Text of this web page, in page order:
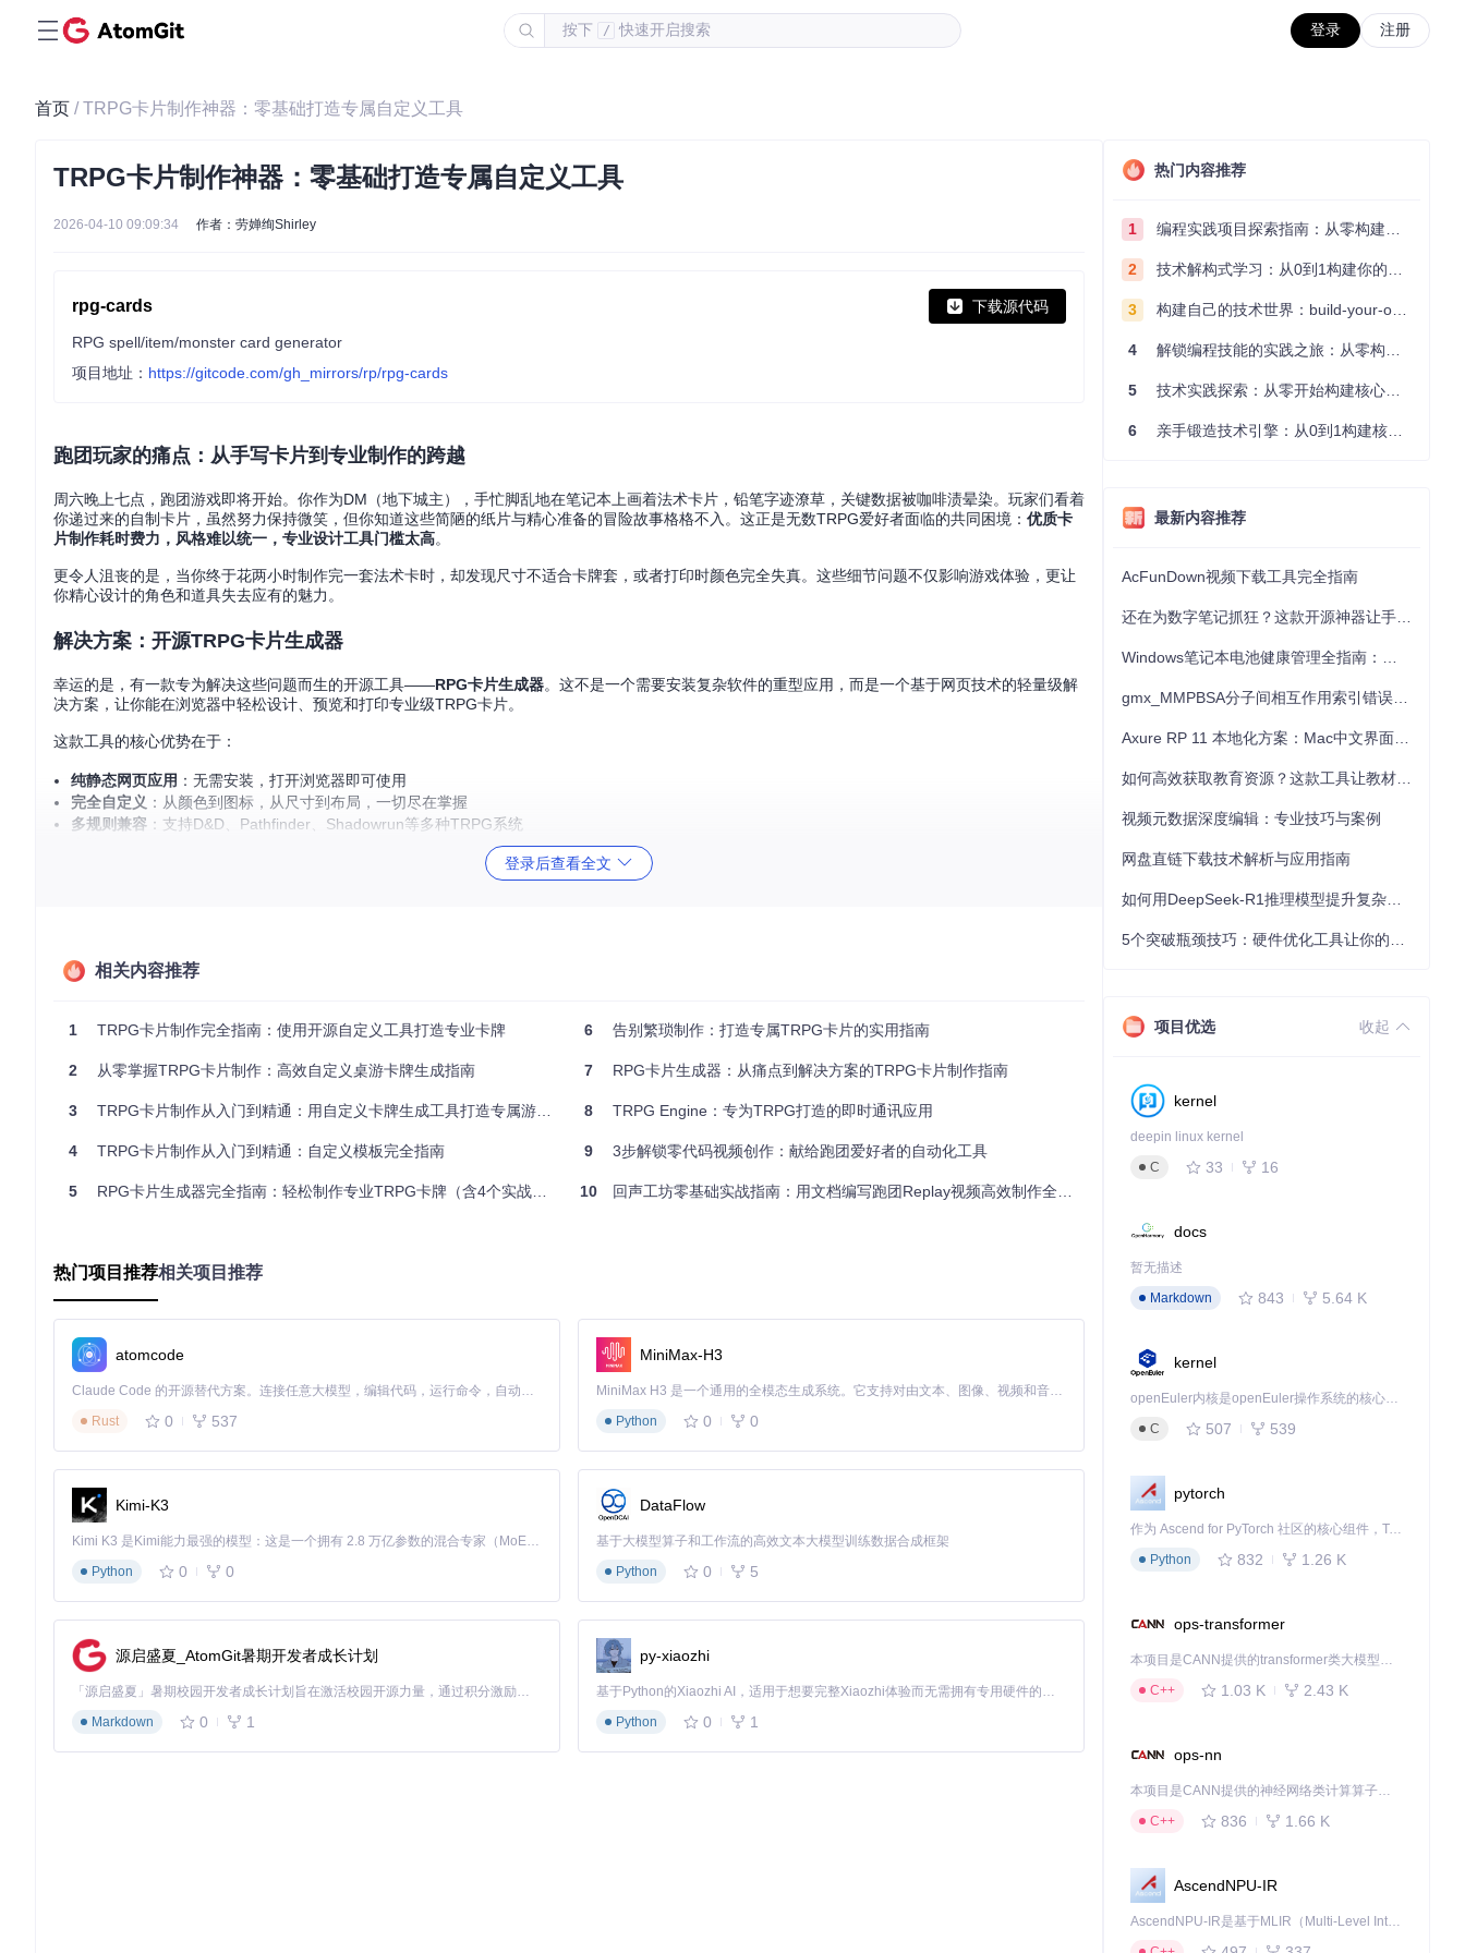
按下 / 快速开启搜索 登录 注册
首页 / TRPG卡片制作神器：零基础打造专属自定义工具
TRPG卡片制作神器：零基础打造专属自定义工具
2026-04-10 09:09:34 作者：劳婵绚Shirley
rpg-cards 下载源代码
RPG spell/item/monster card generator
项目地址： https://gitcode.com/gh_mirrors/rp/rpg-cards
跑团玩家的痛点：从手写卡片到专业制作的跨越
周六晚上七点，跑团游戏即将开始。你作为DM（地下城主），手忙脚乱地在笔记本上画着法术卡片，铅笔字迹潦草，关键数据被咖啡渍晕染。玩家们看着
你递过来的自制卡片，虽然努力保持微笑，但你知道这些简陋的纸片与精心准备的冒险故事格格不入。这正是无数TRPG爱好者面临的共同困境： 优质卡
片制作耗时费力，风格难以统一，专业设计工具门槛太高。
更令人沮丧的是，当你终于花两小时制作完一套法术卡时，却发现尺寸不适合卡牌套，或者打印时颜色完全失真。这些细节问题不仅影响游戏体验，更让
你精心设计的角色和道具失去应有的魅力。
解决方案：开源TRPG卡片生成器
幸运的是，有一款专为解决这些问题而生的开源工具——RPG卡片生成器。这不是一个需要安装复杂软件的重型应用，而是一个基于网页技术的轻量级解
决方案，让你能在浏览器中轻松设计、预览和打印专业级TRPG卡片。
这款工具的核心优势在于：
纯静态网页应用 ：无需安装，打开浏览器即可使用
完全自定义 ：从颜色到图标，从尺寸到布局，一切尽在掌握
多规则兼容 ：支持D&D、Pathfinder、Shadowrun等多种TRPG系统
想象一下这样的场景：跑团前30分钟，你才想起需要为新 encounter 准备怪物卡片。打开RPG卡片生成器，选择预设的怪物模板，修改几个数值，点击生
效率提升：将原本需要2小时的卡片制作时间压缩到10分钟内视觉统一 ：保持整个 campaign 中所有卡片的风格一致性专业呈现：让你的自制内容达到商
第一步：获取项目
git clone
🛠️第二步：安装依赖
🛠️第三步：启动应用
就是这么简单！没有复杂的配置，不需要专业的开发知识，5分钟内就能从零基础到启动应用。
卡片设计思维：从概念到JSON
设计流程
确定卡片类型：是法术、物品还是怪物？不同类型有不同的信息架构
视觉层次规划
：如何通过布局引导视线，突出重要内容
风格统一：颜色和图标如何反映卡片的属性和主题
登录后查看全文
相关内容推荐
1 TRPG卡片制作完全指南：使用开源自定义工具打造专业卡牌
2 从零掌握TRPG卡片制作：高效自定义桌游卡牌生成指南
3 TRPG卡片制作从入门到精通：用自定义卡牌生成工具打造专属游戏体验
4 TRPG卡片制作从入门到精通：自定义模板完全指南
5 RPG卡片生成器完全指南：轻松制作专业TRPG卡牌（含4个实战技巧）
6 告别繁琐制作：打造专属TRPG卡片的实用指南
7 RPG卡片生成器：从痛点到解决方案的TRPG卡片制作指南
8 TRPG Engine：专为TRPG打造的即时通讯应用
9 3步解锁零代码视频创作：献给跑团爱好者的自动化工具
10 回声工坊零基础实战指南：用文档编写跑团Replay视频高效制作全攻略
热门项目推荐相关项目推荐
atomcode
Claude Code 的开源替代方案。连接任意大模型，编辑代码，运行命令，自动验证 — 全自动执行。用 Rust 构建，极致性能。 ｜ An open-source alternative to Claude Code. Connect any LLM, edit code, run commands, and verify changes — autonomously. Built in Rust for speed. Get Started
Rust
0 537
MiniMax-H3
MiniMax H3 是一个通用的全模态生成系统。它支持对由文本、图像、视频和音频组成的多模态上下文进行统一理解，并能生成分辨率高达 2K、时长可达 15 秒的带原生立体声音频的视频。得益于面向任务泛化的系统设计，H3 在预训练阶段就已具备广泛的多模态上下文理解与生成能力，能够出色地执行复杂的多模态指令。
Python
0 0
Kimi-K3
Kimi K3 是Kimi能力最强的模型：这是一个拥有 2.8 万亿参数的混合专家（MoE）模型，具备原生视觉理解能力，并支持 100 万 token 的上下文窗口。
Python
0 0
DataFlow
基于大模型算子和工作流的高效文本大模型训练数据合成框架
Python
0 5
源启盛夏_AtomGit暑期开发者成长计划
「源启盛夏」暑期校园开发者成长计划旨在激活校园开源力量，通过积分激励、认证扶持、资源倾斜等形式，引导高校组织和开发者完成「入驻 — 建项目 — 做贡献 — 获认证 — 得资源」的完整闭环。无论你是想带领社团入驻平台的组织者，还是希望用代码贡献证明自己的开发者，都能在这里找到属于你的成长路径。
Markdown
0 1
py-xiaozhi
基于Python的Xiaozhi AI，适用于想要完整Xiaozhi体验而无需拥有专用硬件的用户。
Python
0 1
热门内容推荐
1 编程实践项目探索指南：从零构建技术能力体系
2 技术解构式学习：从0到1构建你的编程知识体系
3 构建自己的技术世界：build-your-own-x项目的实践探索指南
4 解锁编程技能的实践之旅：从零构建你的技术世界
5 技术实践探索：从零开始构建核心系统的实践指南
6 亲手锻造技术引擎：从0到1构建核心系统的实践指南
最新内容推荐
AcFunDown视频下载工具完全指南
视频元数据深度编辑：专业技巧与案例
网盘直链下载技术解析与应用指南
项目优选 收起
kernel
deepin linux kernel
C
33 16
docs
暂无描述
Markdown
843 5.64 K
kernel
openEuler内核是openEuler操作系统的核心，既是系统性能与稳定性的基石，也是连接处理器、设备与服务的桥梁。
C
507 539
pytorch
作为 Ascend for PyTorch 社区的核心组件，TorchNPU 是昇腾专为 PyTorch 打造的深度学习适配插件，使 PyTorch 框架能够直接调用昇腾 NPU，为开发者提供昇腾 AI 处理器的超强算力。
Python
832 1.26 K
ops-transformer
本项目是CANN提供的transformer类大模型算子库，实现网络在NPU上加速计算。
C++
1.03 K 2.43 K
ops-nn
本项目是CANN提供的神经网络类计算算子库，实现网络在NPU上加速计算。
C++
836 1.66 K
AscendNPU-IR
AscendNPU-IR是基于MLIR（Multi-Level Intermediate Representation）构建的，面向昇腾亲和算子编译时使用的中间表示，提供昇腾完备表达能力，通过编译优化提升昇腾AI处理器计算效率，支持通过生态框架使能昇腾AI处理器与深度调优